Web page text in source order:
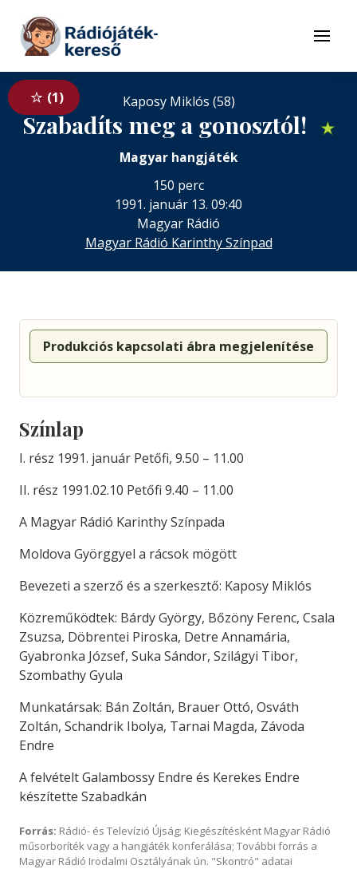
Tovább a tartalomhoz
Menü
1 Kaposy Miklós (58)
Szabadíts meg a gonosztól! ★
Magyar hangjáték
150 perc
1991. január 13. 09:40
Magyar Rádió
Magyar Rádió Karinthy Színpad
Produkciós kapcsolati ábra megjelenítése
Színlap
I. rész 1991. január Petőfi, 9.50 – 11.00
II. rész 1991.02.10 Petőfi 9.40 – 11.00
A Magyar Rádió Karinthy Színpada
Moldova Györggyel a rácsok mögött
Bevezeti a szerző és a szerkesztő: Kaposy Miklós
Közreműködtek: Bárdy György, Bőzöny Ferenc, Csala
Zsuzsa, Döbrentei Piroska, Detre Annamária,
Gyabronka József, Suka Sándor, Szilágyi Tibor,
Szombathy Gyula
Munkatársak: Bán Zoltán, Brauer Ottó, Osváth
Zoltán, Schandrik Ibolya, Tarnai Magda, Závoda
Endre
A felvételt Galambossy Endre és Kerekes Endre
készítette Szabadkán
Forrás: Rádió- és Televízió Újság; Kiegészítésként Magyar Rádió
műsorboríték vagy a hangjáték konferálása; További forrás a
Magyar Rádió Irodalmi Osztályának ún. "Skontró" adatai